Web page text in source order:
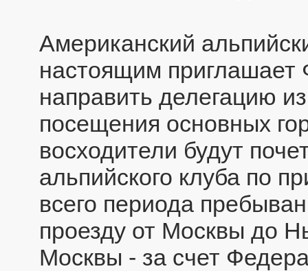
Американский
настоящим
направить делегацию
посещения основных
восходители будут
альпийского клуба по
всего периода
проезду от Москвы до
Москвы - за счет